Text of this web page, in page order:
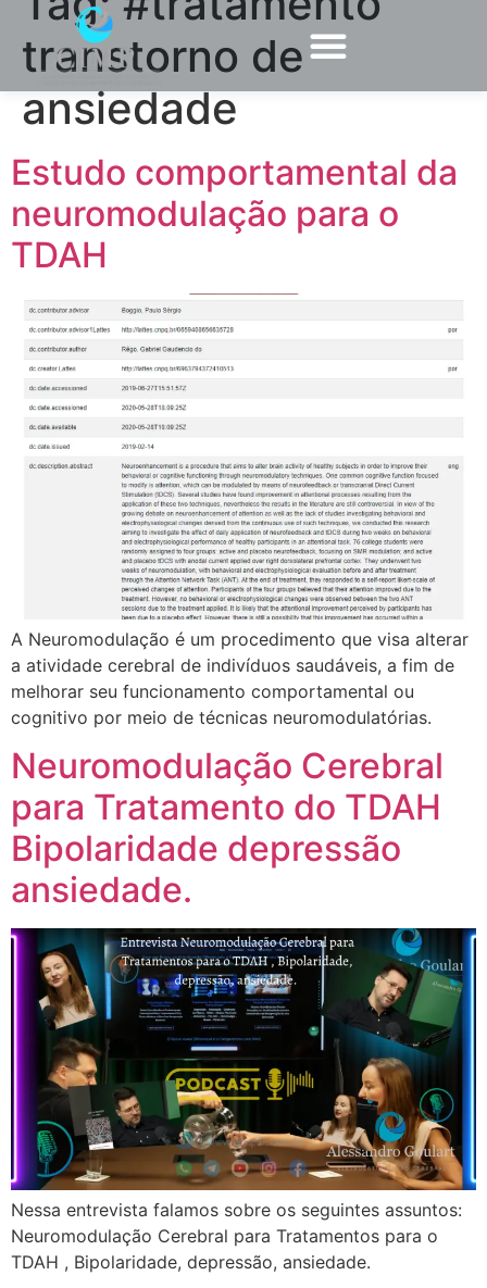
transtorno de
ansiedade
Estudo comportamental da
neuromodulação para o
TDAH
A Neuromodulação é um procedimento que visa alterar
a atividade cerebral de indivíduos saudáveis, a fim de
melhorar seu funcionamento comportamental ou
cognitivo por meio de técnicas neuromodulatórias.
Neuromodulação Cerebral
para Tratamento do TDAH
Bipolaridade depressão
ansiedade.
Nessa entrevista falamos sobre os seguintes assuntos:
Neuromodulação Cerebral para Tratamentos para o
TDAH , Bipolaridade, depressão, ansiedade.